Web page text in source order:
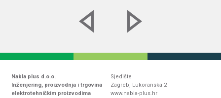
Nabla plus d.o.o.
Inženjering, proizvodnja i trgovina
elektrotehničkim proizvodima
Sjedište
Zagreb, Lukoranska 2
www.nabla-plus.hr